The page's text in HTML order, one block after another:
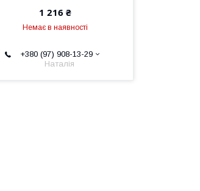
1 216 ₴
Немає в наявності
+380 (97) 908-13-29
Наталія